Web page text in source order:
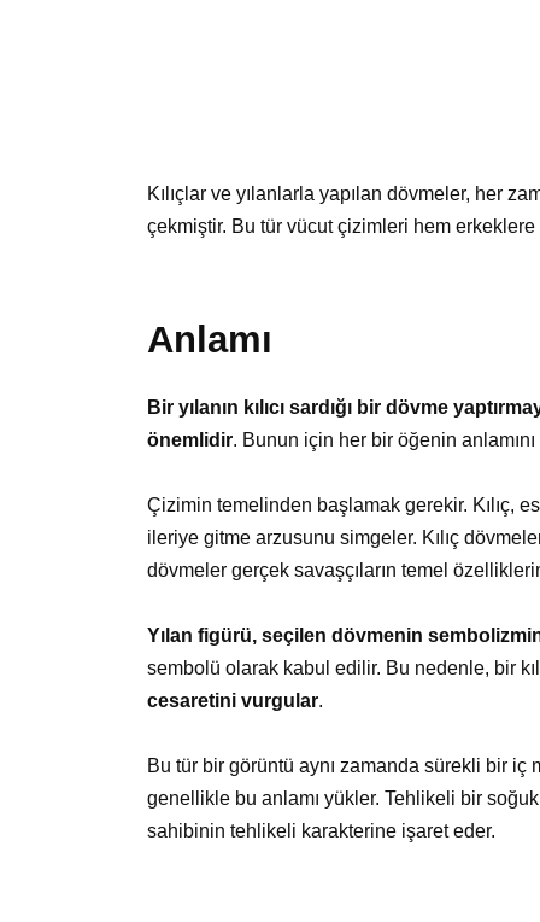
Kılıçlar ve yılanlarla yapılan dövmeler, her
çekmiştir. Bu tür vücut çizimleri hem erkeklere
Anlamı
Bir yılanın kılıcı sardığı bir dövme
önemlidir. Bunun için her bir öğenin
Çizimin temelinden başlamak gerekir. Kılıç,
ileriye gitme arzusunu simgeler. Kılıç
dövmeler gerçek savaşçıların temel
Yılan figürü, seçilen dövmenin
sembolü olarak kabul edilir. Bu nedenle, bir
cesaretini vurgular.
Bu tür bir görüntü aynı zamanda sürekli bir
genellikle bu anlamı yükler. Tehlikeli bir
sahibinin tehlikeli karakterine işaret eder.